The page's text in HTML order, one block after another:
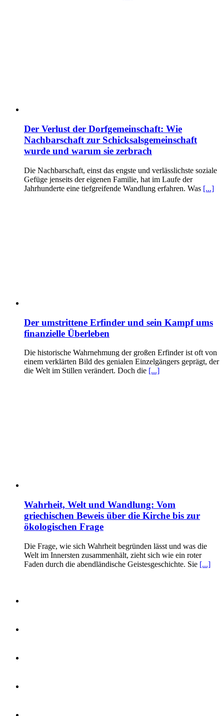
Der Verlust der Dorfgemeinschaft: Wie
Nachbarschaft zur Schicksalsgemeinschaft
wurde und warum sie zerbrach
Die Nachbarschaft, einst das engste und verlässlichste soziale
Gefüge jenseits der eigenen Familie, hat im Laufe der
Jahrhunderte eine tiefgreifende Wandlung erfahren. Was [...]
Der umstrittene Erfinder und sein Kampf ums
finanzielle Überleben
Die historische Wahrnehmung der großen Erfinder ist oft von
einem verklärten Bild des genialen Einzelgängers geprägt, der
die Welt im Stillen verändert. Doch die [...]
Wahrheit, Welt und Wandlung: Vom
griechischen Beweis über die Kirche bis zur
ökologischen Frage
Die Frage, wie sich Wahrheit begründen lässt und was die
Welt im Innersten zusammenhält, zieht sich wie ein roter
Faden durch die abendländische Geistesgeschichte. Sie [...]